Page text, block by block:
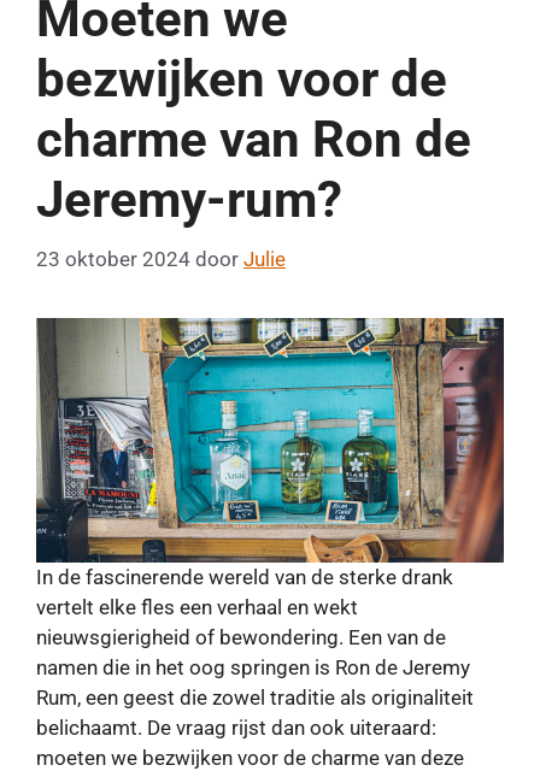
Moeten we
bezwijken voor de
charme van Ron de
Jeremy-rum?
23 oktober 2024 door Julie
In de fascinerende wereld van de sterke drank
vertelt elke fles een verhaal en wekt
nieuwsgierigheid of bewondering. Een van de
namen die in het oog springen is Ron de Jeremy
Rum, een geest die zowel traditie als originaliteit
belichaamt. De vraag rijst dan ook uiteraard:
moeten we bezwijken voor de charme van deze